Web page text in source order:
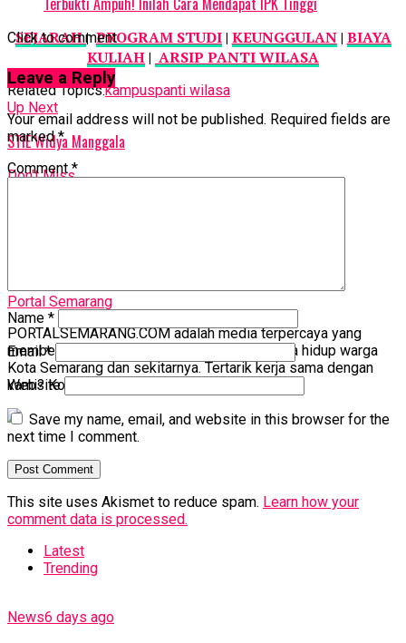
SEJARAH|PROGRAM STUDI| KEUNGGULAN| BIAYA
KULIAH| ARSIP PANTI WILASA
Related Topics:kampuspanti wilasa
Up Next
STIE Widya Manggala
Don't Miss
Portal Semarang
PORTALSEMARANG.COM adalah media terpercaya yang
memberikan informasi bermakna tentang gaya hidup warga
Kota Semarang dan sekitarnya. Tertarik kerja sama dengan
kami? Kontak Rosi: 0812-3826-1313
Click to comment
Leave a Reply
Your email address will not be published. Required fields are
marked*
Comment*
Name *
Email*
Website
Save my name, email, and website in this browser for the
next time I comment.
This site uses Akismet to reduce spam. Learn how your
comment data is processed.
Latest
Trending
News6 days ago